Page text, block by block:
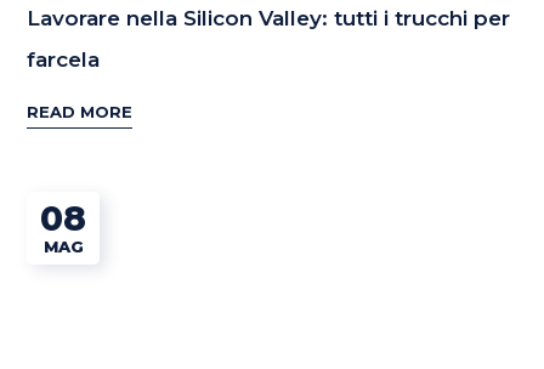
Lavorare nella Silicon Valley: tutti i trucchi per
farcela
READ MORE
08
MAG